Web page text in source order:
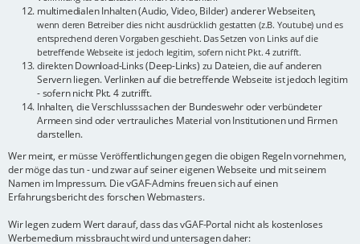
multimedialen Inhalten (Audio, Video, Bilder) anderer Webseiten,
wenn deren Betreiber dies nicht ausdrücklich gestatten (z.B. Youtube) und es
entsprechend deren Vorgaben geschieht. Das Setzen von Links auf die
betreffende Webseite ist jedoch legitim, sofern nicht Pkt. 4 zutrifft.
direkten Download-Links (Deep-Links) zu Dateien, die auf anderen
Servern liegen. Verlinken auf die betreffende Webseite ist jedoch legitim
- sofern nicht Pkt. 4 zutrifft.
Inhalten, die Verschlusssachen der Bundeswehr oder verbündeter
Armeen sind oder vertrauliches Material von Institutionen und Firmen
darstellen.
Wer meint, er müsse Veröffentlichungen gegen die obigen Regeln vornehmen,
der möge das tun - und zwar auf seiner eigenen Webseite und mit seinem
Namen im Impressum. Die vGAF-Admins freuen sich auf einen
Erfahrungsbericht des forschen Webmasters.
Wir legen zudem Wert darauf, dass das vGAF-Portal nicht als kostenloses
Werbemedium missbraucht wird und untersagen daher: